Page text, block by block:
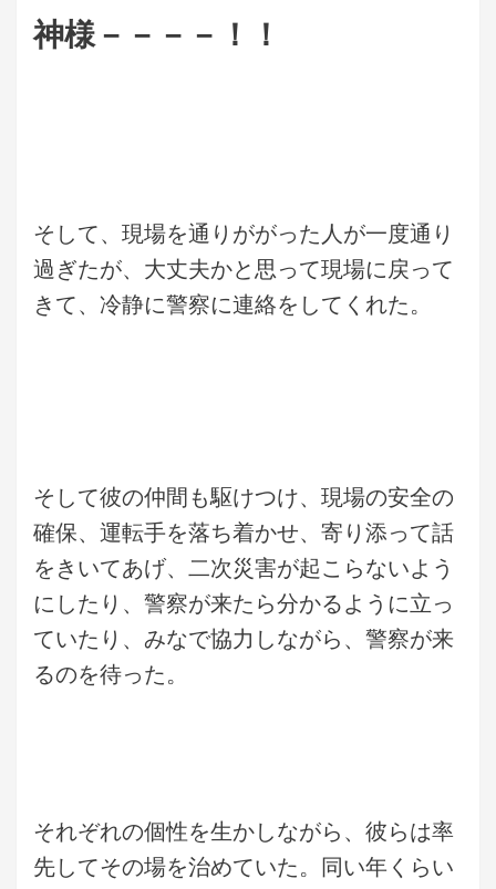
神様－－－－！！
そして、現場を通りががった人が一度通り
過ぎたが、大丈夫かと思って現場に戻って
きて、冷静に警察に連絡をしてくれた。
そして彼の仲間も駆けつけ、現場の安全の
確保、運転手を落ち着かせ、寄り添って話
をきいてあげ、二次災害が起こらないよう
にしたり、警察が来たら分かるように立っ
ていたり、みなで協力しながら、警察が来
るのを待った。
それぞれの個性を生かしながら、彼らは率
先してその場を治めていた。同い年くらい